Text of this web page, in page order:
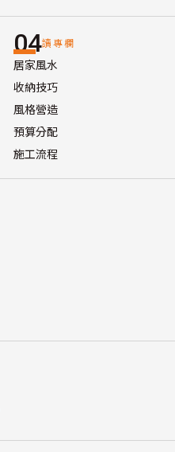
04讀專欄
居家風水
收納技巧
風格營造
預算分配
施工流程